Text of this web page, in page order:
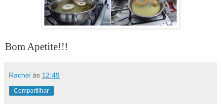
Bom Apetite!!!
Rachel às 12:49
Compartilhar